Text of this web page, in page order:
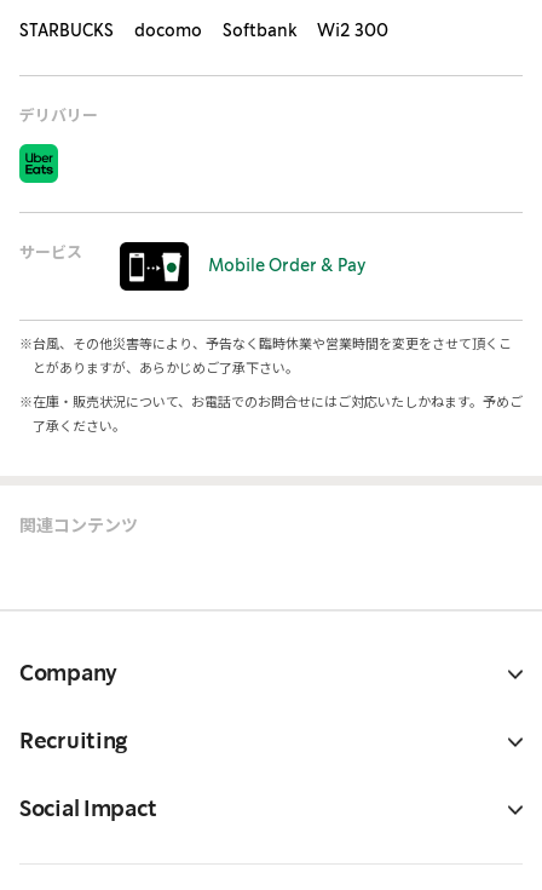
STARBUCKS docomo Softbank Wi2 300
デリバリー
サービス
Mobile Order & Pay
※台風、その他災害等により、予告なく臨時休業や営業時間を変更をさせて頂くこ
とがありますが、あらかじめご了承下さい。
※在庫・販売状況について、お電話でのお問合せにはご対応いたしかねます。予めご
了承ください。
関連コンテンツ
Company
Recruiting
Social Impact